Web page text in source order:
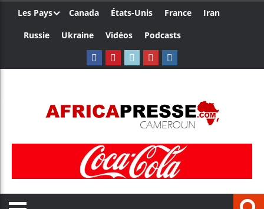
Les Pays Canada États-Unis France
Iran
Russie
Ukraine Vidéos Podcasts